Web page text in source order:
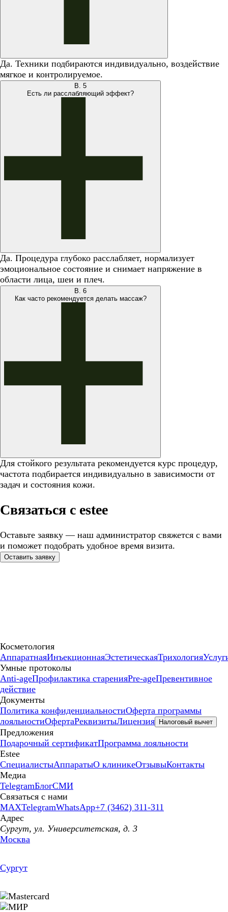
Да. Техники подбираются индивидуально, воздействие
мягкое и контролируемое.
В. 5
Есть ли расслабляющий эффект?
Да. Процедура глубоко расслабляет, нормализует
эмоциональное состояние и снимает напряжение в
области лица, шеи и плеч.
В. 6
Как часто рекомендуется делать массаж?
Для стойкого результата рекомендуется курс процедур,
частота подбирается индивидуально в зависимости от
задач и состояния кожи.
Связаться с estee
Оставьте заявку — наш администратор свяжется с вами
и поможет подобрать удобное время визита.
Оставить заявку
Косметология
АппаратнаяИнъекционнаяЭстетическаяТрихология
Умные протоколы
Anti-ageПрофилактика старенияPre-ageПревентивное
действие
Документы
Политика конфиденциальностиОферта программы
лояльностиОфертаРеквизитыЛицензия Налоговый вычет
Предложения
Подарочный сертификатПрограмма лояльности
Estee
СпециалистыАппаратыО клиникеОтзывыКонтакты
Медиа
TelegramБлогСМИ
Связаться с нами
MAXTelegramWhatsApp+7 (3462) 311-311
Адрес
Сургут, ул. Университетская, д. 3
Москва
Сургут